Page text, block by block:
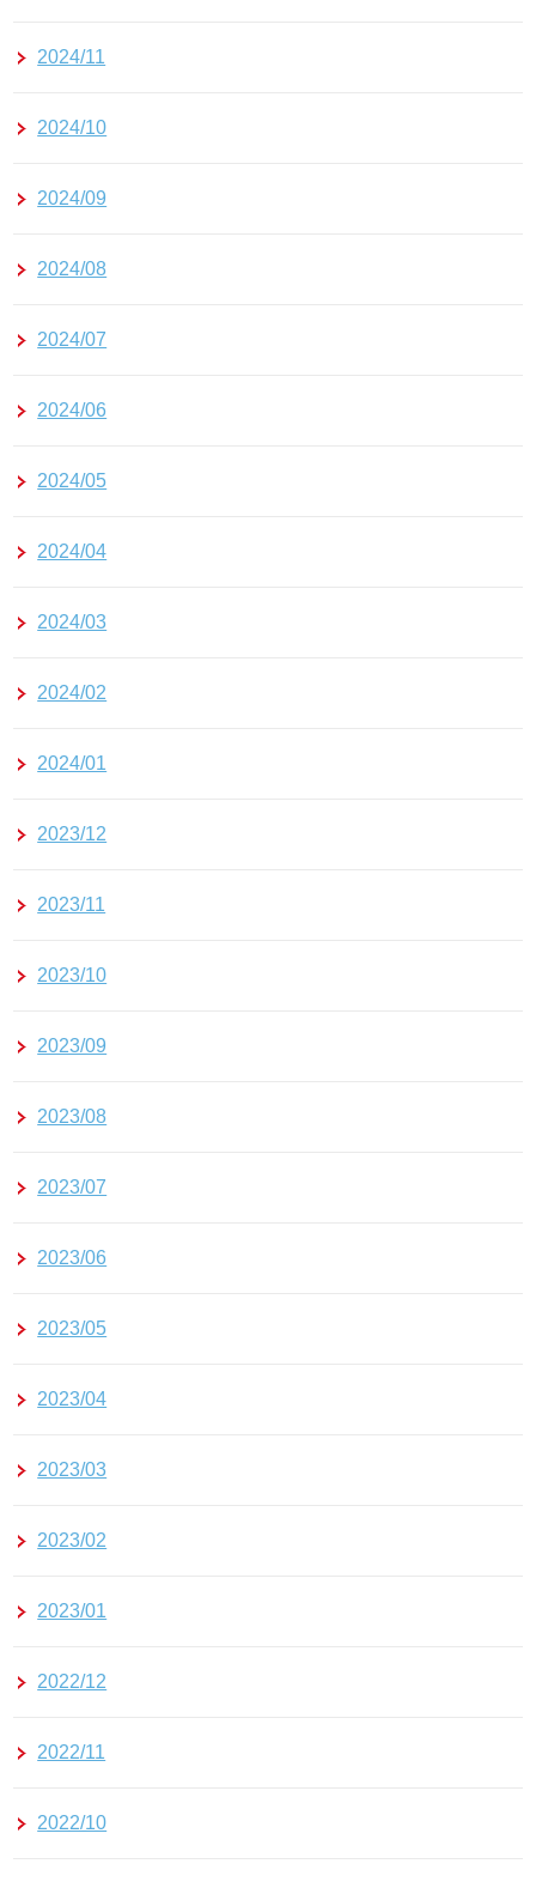
2024/11
2024/10
2024/09
2024/08
2024/07
2024/06
2024/05
2024/04
2024/03
2024/02
2024/01
2023/12
2023/11
2023/10
2023/09
2023/08
2023/07
2023/06
2023/05
2023/04
2023/03
2023/02
2023/01
2022/12
2022/11
2022/10